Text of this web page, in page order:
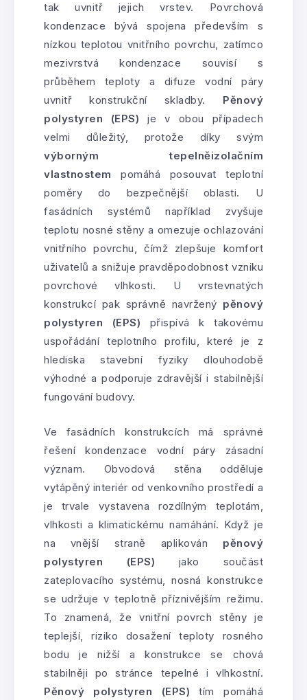
tak uvnitř jejich vrstev. Povrchová
kondenzace bývá spojena především s
nízkou teplotou vnitřního povrchu, zatímco
mezivrstvá kondenzace souvisí s
průběhem teploty a difuze vodní páry
uvnitř konstrukční skladby. Pěnový
polystyren (EPS) je v obou případech
velmi důležitý, protože díky svým
výborným tepelněizolačním
vlastnostem pomáhá posouvat teplotní
poměry do bezpečnější oblasti. U
fasádních systémů například zvyšuje
teplotu nosné stěny a omezuje ochlazování
vnitřního povrchu, čímž zlepšuje komfort
uživatelů a snižuje pravděpodobnost vzniku
povrchové vlhkosti. U vrstevnatých
konstrukcí pak správně navržený pěnový
polystyren (EPS) přispívá k takovému
uspořádání teplotního profilu, které je z
hlediska stavební fyziky dlouhodobě
výhodné a podporuje zdravější i stabilnější
fungování budovy.
Ve fasádních konstrukcích má správné
řešení kondenzace vodní páry zásadní
význam. Obvodová stěna odděluje
vytápěný interiér od venkovního prostředí a
je trvale vystavena rozdílným teplotám,
vlhkosti a klimatickému namáhání. Když je
na vnější straně aplikován pěnový
polystyren (EPS) jako součást
zateplovacího systému, nosná konstrukce
se udržuje v teplotně příznivějším režimu.
To znamená, že vnitřní povrch stěny je
teplejší, riziko dosažení teploty rosného
bodu je nižší a konstrukce se chová
stabilněji po stránce tepelné i vlhkostní.
Pěnový polystyren (EPS) tím pomáhá